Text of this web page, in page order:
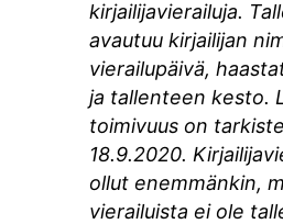
kirjailijavierailuja.
avautuu kirjailijan
vierailupäivä,
ja tallenteen kesto.
toimivuus on
18.9.2020.
ollut enemmänkin,
vierailuista ei ole